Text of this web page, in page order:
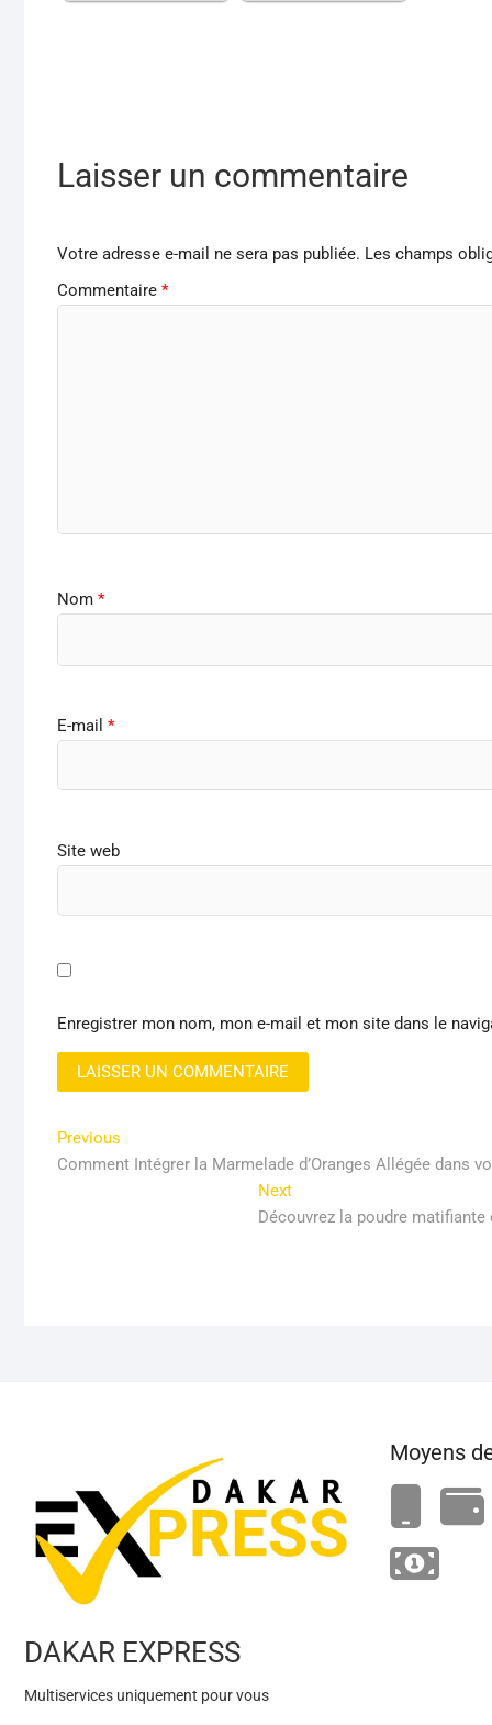
Laisser un commentaire
Votre adresse e-mail ne sera pas publiée. Les champs
Commentaire *
Nom *
E-mail *
Site web
Enregistrer mon nom, mon e-mail et mon site dans le
Navigation
de
Previous
post:
Comment Intégrer la Marmelade d’Oranges Allégée dans
NextNext
post:
Découvrez la poudre
DAKAR EXPRESS
Multiservices uniquement pour vous
Moyens